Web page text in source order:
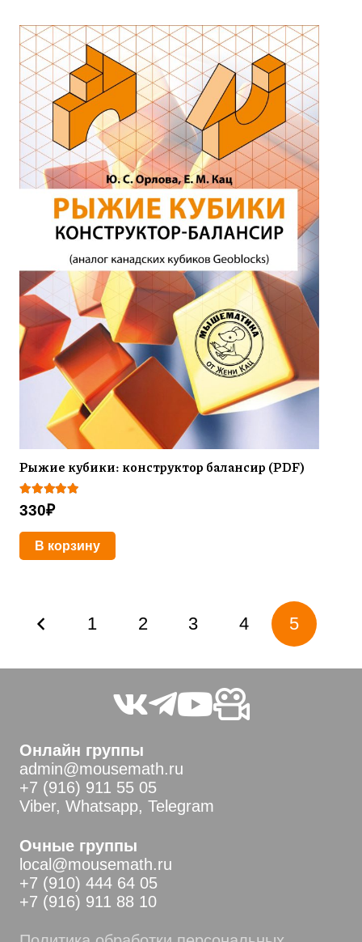
Рыжие кубики: конструктор балансир (PDF)
Оценка
330₽
В корзину
Пагинация
записей
1 2 3 4 5
Онлайн группы
admin@mousemath.ru
+7 (916) 911 55 05
Viber, Whatsapp, Telegram
Очные группы
local@mousemath.ru
+7 (910) 444 64 05
+7 (916) 911 88 10